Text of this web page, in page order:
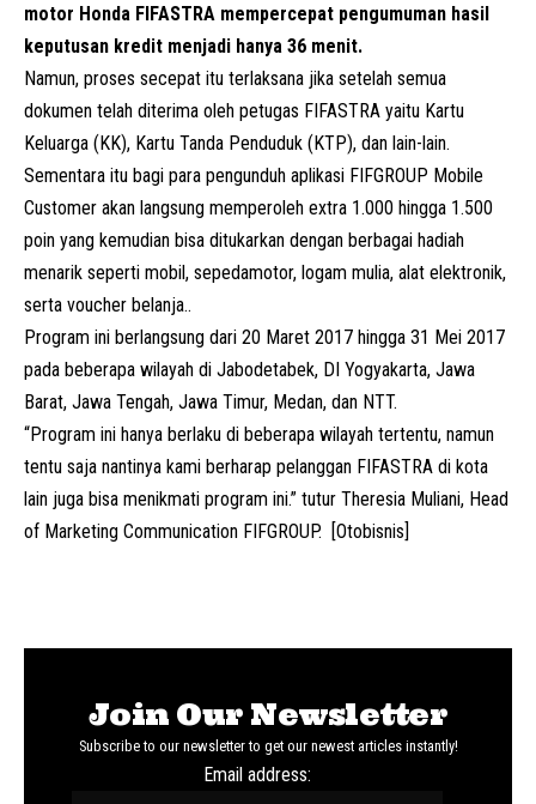
motor Honda FIFASTRA mempercepat pengumuman hasil
keputusan kredit menjadi hanya 36 menit.
Namun, proses secepat itu terlaksana jika setelah semua
dokumen telah diterima oleh petugas FIFASTRA yaitu Kartu
Keluarga (KK), Kartu Tanda Penduduk (KTP), dan lain-lain.
Sementara itu bagi para pengunduh aplikasi FIFGROUP Mobile
Customer akan langsung memperoleh extra 1.000 hingga 1.500
poin yang kemudian bisa ditukarkan dengan berbagai hadiah
menarik seperti mobil, sepedamotor, logam mulia, alat elektronik,
serta voucher belanja..
Program ini berlangsung dari 20 Maret 2017 hingga 31 Mei 2017
pada beberapa wilayah di Jabodetabek, DI Yogyakarta, Jawa
Barat, Jawa Tengah, Jawa Timur, Medan, dan NTT.
“Program ini hanya berlaku di beberapa wilayah tertentu, namun
tentu saja nantinya kami berharap pelanggan FIFASTRA di kota
lain juga bisa menikmati program ini.” tutur Theresia Muliani, Head
of Marketing Communication FIFGROUP. [Otobisnis]
Join Our Newsletter
Subscribe to our newsletter to get our newest articles instantly!
Email address: